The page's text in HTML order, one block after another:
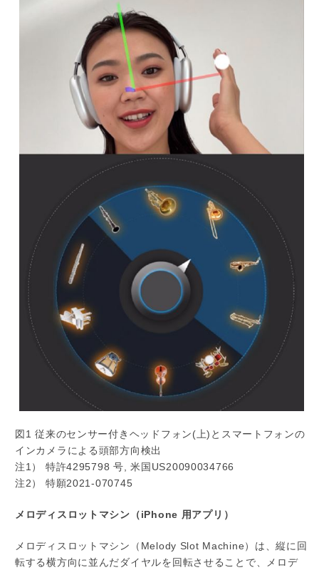
図1 従来のセンサー付きヘッドフォン(上)とスマートフォンの
インカメラによる頭部方向検出
注1） 特許4295798 号, 米国US20090034766
注2） 特願2021-070745
メロディスロットマシン（iPhone 用アプリ）
メロディスロットマシン（Melody Slot Machine）は、縦に回
転する横方向に並んだダイヤルを回転させることで、メロデ